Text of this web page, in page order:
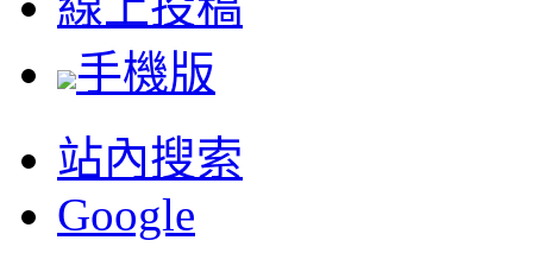
手機版
站內搜索
Google